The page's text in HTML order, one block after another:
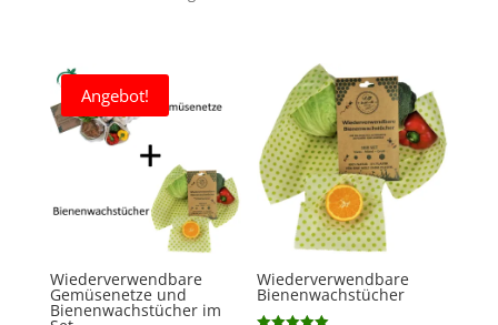
Angebot!
Wiederverwendbare
Gemüsenetze und
Bienenwachstücher im
Wiederverwendbare
Bienenwachstücher